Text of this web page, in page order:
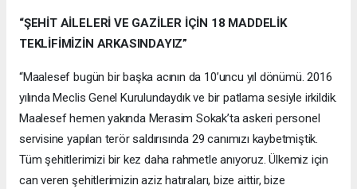
“ŞEHİT AİLELERİ VE GAZİLER İÇİN 18 MADDELİK
TEKLİFİMİZİN ARKASINDAYIZ”
“Maalesef bugün bir başka acının da 10’uncu yıl dönümü. 2016
yılında Meclis Genel Kurulundaydık ve bir patlama sesiyle irkildik.
Maalesef hemen yakında Merasim Sokak’ta askeri personel
servisine yapılan terör saldırısında 29 canımızı kaybetmiştik.
Tüm şehitlerimizi bir kez daha rahmetle anıyoruz. Ülkemiz için
can veren şehitlerimizin aziz hatıraları, bize aittir, bize